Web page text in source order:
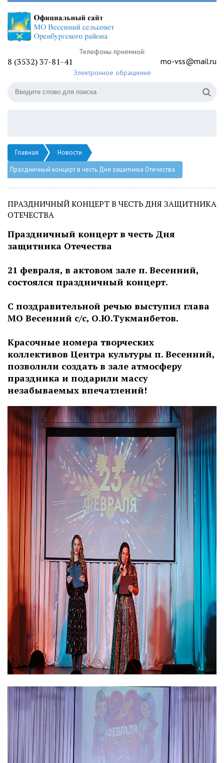
Телефоны приемной:
8 (3532) 37-81-41 mo-vss@mail.ru
Электронное обращение
Главная
Новости
Праздничный концерт в честь Дня защитника Отечества
ПРАЗДНИЧНЫЙ КОНЦЕРТ В ЧЕСТЬ ДНЯ ЗАЩИТНИКА
ОТЕЧЕСТВА
Праздничный концерт в честь Дня
защитника Отечества
21 февраля, в актовом зале п. Весенний,
состоялся праздничный концерт.
С поздравительной речью выступил глава
МО Весенний с/с, О.Ю.Тукманбетов.
Красочные номера творческих
коллективов Центра культуры п. Весенний,
позволили создать в зале атмосферу
праздника и подарили массу
незабываемых впечатлений!